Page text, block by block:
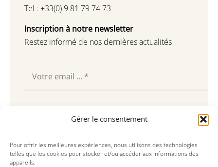
Gérer le consentement
Pour offrir les meilleures expériences, nous utilisons des technologies
telles que les cookies pour stocker et/ou accéder aux informations des
appareils.
Tel : +33(0) 9 81 79 74 73
Inscription à notre newsletter
Restez informé de nos dernières actualités
Souscrire